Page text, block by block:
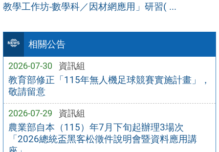
相關公告
2026-07-30 資訊組
教育部修正「115年無人機足球競賽實施計畫」，
敬請留意
2026-07-29 資訊組
農業部自本（115）年7月下旬起辦理3場次
「2026總統盃黑客松徵件說明會暨資料應用講
教學工作坊-數學科／因材網應用」研習( ...